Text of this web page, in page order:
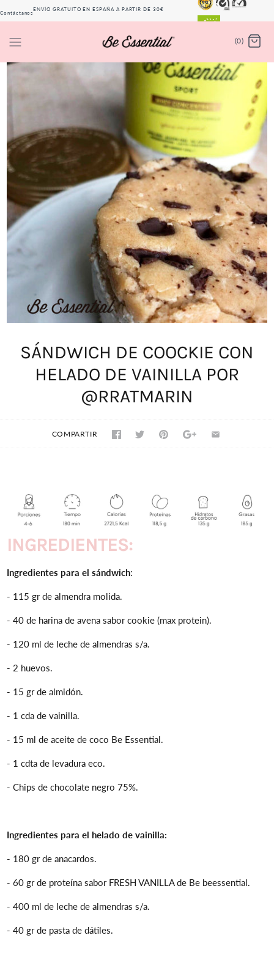
Contáctanos
ENVÍO GRATUITO EN ESPAÑA A PARTIR DE 30€
(0)
SÁNDWICH DE COOCKIE CON
HELADO DE VAINILLA POR
@RRATMARIN
COMPARTIR
INGREDIENTES:
Ingredientes para el sándwich:
- 115 gr de almendra molida.
- 40 de harina de avena sabor cookie (max protein).
- 120 ml de leche de almendras s/a.
- 2 huevos.
- 15 gr de almidón.
- 1 cda de vainilla.
- 15 ml de aceite de coco Be Essential.
- 1 cdta de levadura eco.
- Chips de chocolate negro 75%.
Ingredientes para el helado de vainilla:
- 180 gr de anacardos.
- 60 gr de proteína sabor FRESH VANILLA de Be beessential.
- 400 ml de leche de almendras s/a.
- 40 gr de pasta de dátiles.